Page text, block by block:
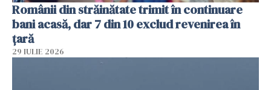
Românii din străinătate trimit în continuare
bani acasă, dar 7 din 10 exclud revenirea în
țară
29 IULIE 2026